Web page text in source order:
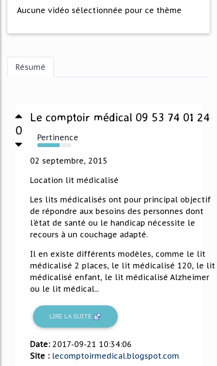
Aucune vidéo sélectionnée pour ce thème
Résumé
0
Le comptoir médical 09 53 74 01 24
Pertinence
65%
02 septembre, 2015
Location lit médicalisé
Les lits médicalisés ont pour principal objectif
de répondre aux besoins des personnes dont
l'état de santé ou le handicap nécessite le
recours à un couchage adapté.
Il en existe différents modèles, comme le lit
médicalisé 2 places, le lit médicalisé 120, le lit
médicalisé enfant, le lit médicalisé Alzheimer
ou le lit médical...
LIRE LA SUITE
Date: 2017-09-21 10:34:06
Site : lecomptoirmedical.blogspot.com